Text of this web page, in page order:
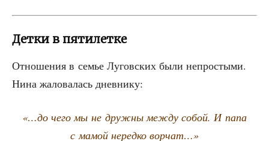
Детки в пятилетке
Отно­ше­ния в семье Лугов­ских были непро­сты­ми.
Нина жало­ва­лась дневнику:
«…до чего мы не друж­ны меж­ду собой. И папа
с мамой неред­ко ворчат…»